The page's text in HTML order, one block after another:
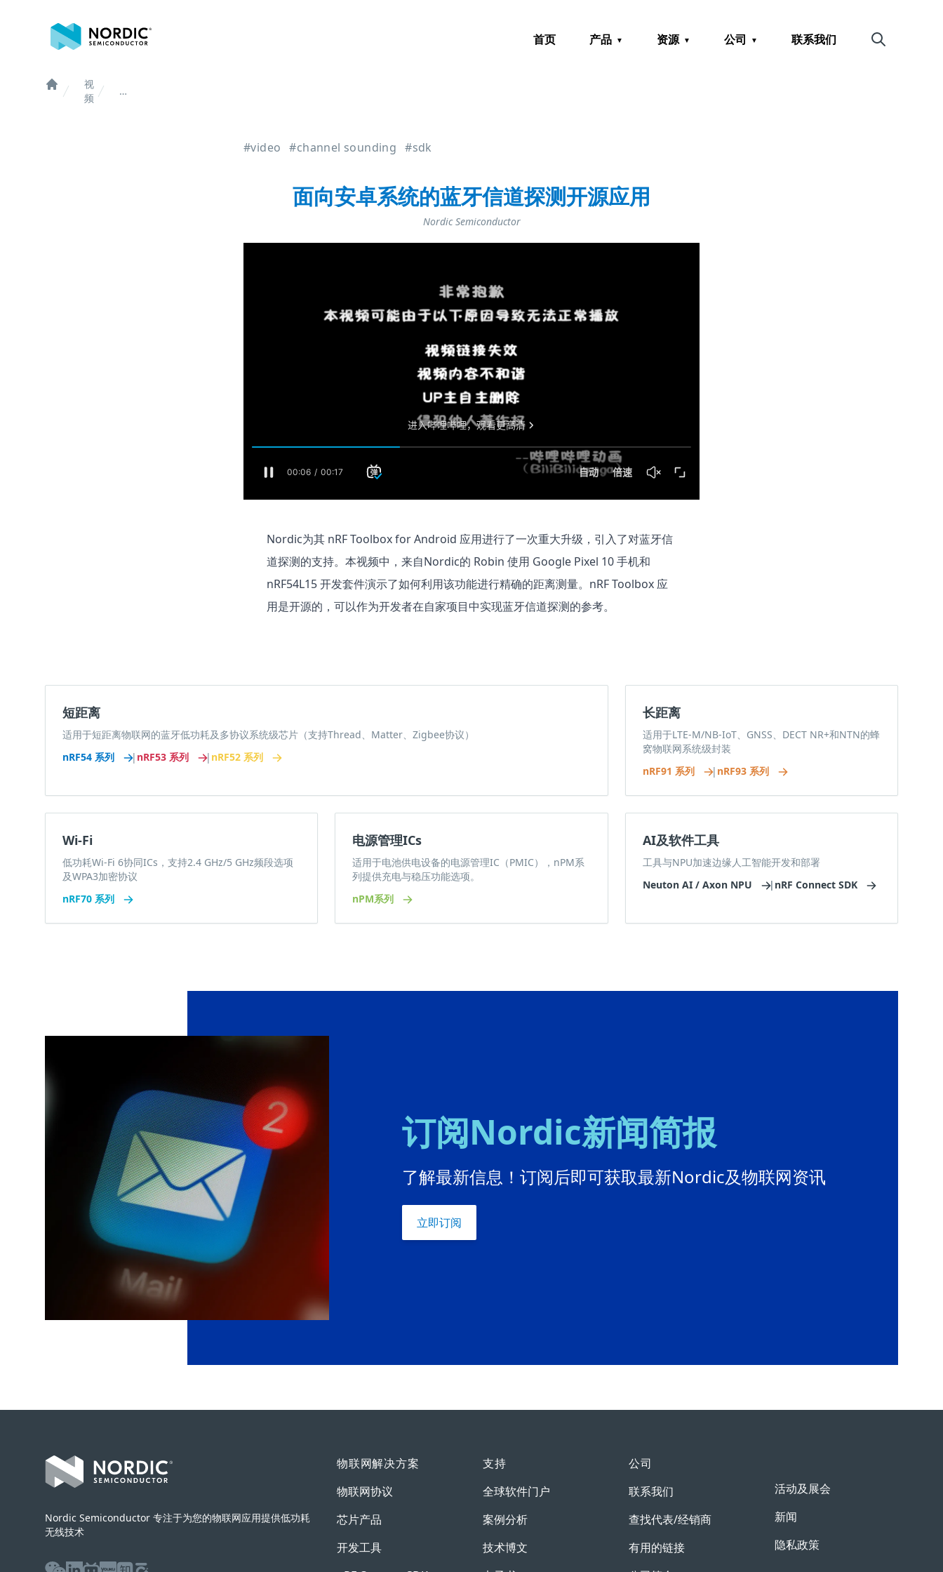
首页 产品 资源 公司
联系我们
Home
视
频
面
#video #channel sounding #sdk
面向安卓系统的蓝牙信道探测开源应用
Nordic Semiconductor
Nordic为其 nRF Toolbox for Android 应用进行了一次重大升级，引入了对蓝牙信
道探测的支持。本视频中，来自Nordic的 Robin 使用 Google Pixel 10 手机和
nRF54L15 开发套件演示了如何利用该功能进行精确的距离测量。nRF Toolbox 应
用是开源的，可以作为开发者在自家项目中实现蓝牙信道探测的参考。
短距离
适用于短距离物联网的蓝牙低功耗及多协议系统级芯片（支持Thread、Matter、Zigbee协议）
nRF54 系列
| nRF53 系列 | nRF52 系列
长距离
适用于LTE-M/NB-IoT、GNSS、DECT NR+和NTN的蜂
窝物联网系统级封装
nRF91 系列
| nRF93 系列
Wi-Fi
低功耗Wi-Fi 6协同ICs，支持2.4 GHz/5 GHz频段选项
及WPA3加密协议
nRF70 系列
电源管理ICs
适用于电池供电设备的电源管理IC（PMIC），nPM系
列提供充电与稳压功能选项。
nPM系列
AI及软件工具
工具与NPU加速边缘人工智能开发和部署
Neuton AI / Axon NPU
| nRF Connect SDK
订阅Nordic新闻简报
了解最新信息！订阅后即可获取最新Nordic及物联网资讯
立即订阅
Nordic Semiconductor 专注于为您的物联网应用提供低功耗
无线技术
物联网解决方案
物联网协议
芯片产品
开发工具
支持
全球软件门户
案例分析
技术博文
公司
联系我们
查找代表/经销商
有用的链接
活动及展会
新闻
隐私政策